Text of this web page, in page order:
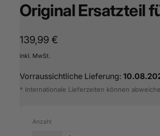
Original Ersatzteil
Normaler
Preis
139,99 €
inkl. MwSt.
Vorraussichtliche Lieferung:
* Internationale Lieferzeiten können
Anzahl